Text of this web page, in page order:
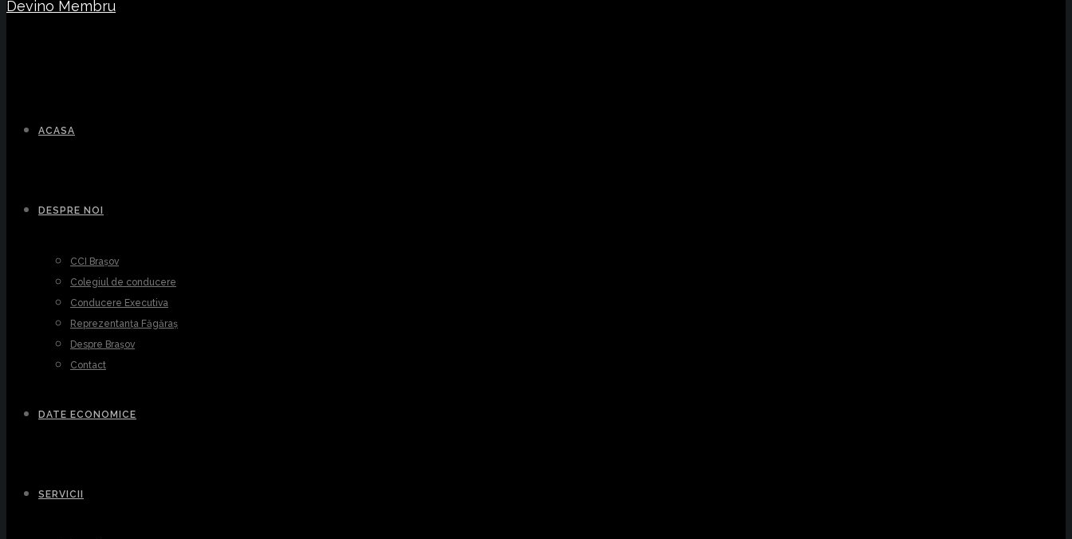
Devino Membru
ACASA
DESPRE NOI
CCI Brașov
Colegiul de conducere
Conducere Executiva
Reprezentanța Făgăraș
Despre Brașov
Contact
DATE ECONOMICE
SERVICII